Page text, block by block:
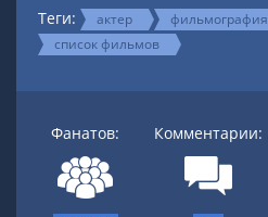
Теги: актер фильмография
список фильмов
Фанатов: Комментарии: